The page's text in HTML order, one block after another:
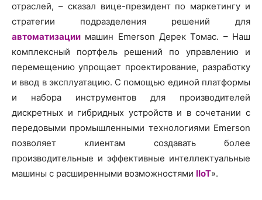
отраслей, – сказал вице-президент по маркетингу и
стратегии подразделения решений для
автоматизации машин Emerson Дерек Томас. – Наш
комплексный портфель решений по управлению и
перемещению упрощает проектирование, разработку
и ввод в эксплуатацию. С помощью единой платформы
и набора инструментов для производителей
дискретных и гибридных устройств и в сочетании с
передовыми промышленными технологиями Emerson
позволяет клиентам создавать более
производительные и эффективные интеллектуальные
машины с расширенными возможностями IIoT».